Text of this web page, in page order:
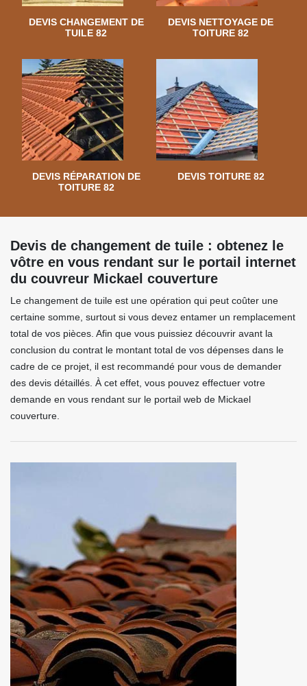
DEVIS CHANGEMENT DE
TUILE 82
DEVIS NETTOYAGE DE
TOITURE 82
DEVIS RÉPARATION DE
TOITURE 82
DEVIS TOITURE 82
Devis de changement de tuile : obtenez le
vôtre en vous rendant sur le portail internet
du couvreur Mickael couverture
Le changement de tuile est une opération qui peut coûter une
certaine somme, surtout si vous devez entamer un remplacement
total de vos pièces. Afin que vous puissiez découvrir avant la
conclusion du contrat le montant total de vos dépenses dans le
cadre de ce projet, il est recommandé pour vous de demander
des devis détaillés. À cet effet, vous pouvez effectuer votre
demande en vous rendant sur le portail web de Mickael
couverture.